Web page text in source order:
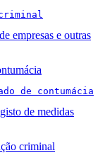
empresas e outras
de contumácia
de medidas
criminal